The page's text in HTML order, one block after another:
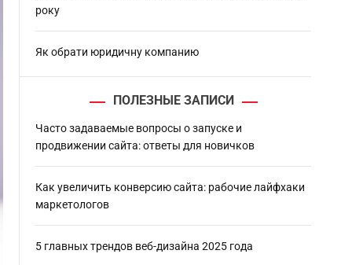
року
Як обрати юридичну компанию
ПОЛЕЗНЫЕ ЗАПИСИ
Часто задаваемые вопросы о запуске и
продвижении сайта: ответы для новичков
Как увеличить конверсию сайта: рабочие лайфхаки
маркетологов
5 главных трендов веб-дизайна 2025 года